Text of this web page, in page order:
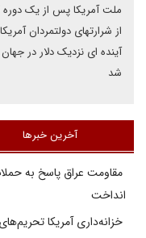
ملت آمریکا پس از یک
از شرارتهای دولتمردان
آینده ای نزدیک دلار در
شد
آخرین خبرها
مقاومت عراق پاسخ به
انداخت
خزانه‌داری آمریکا